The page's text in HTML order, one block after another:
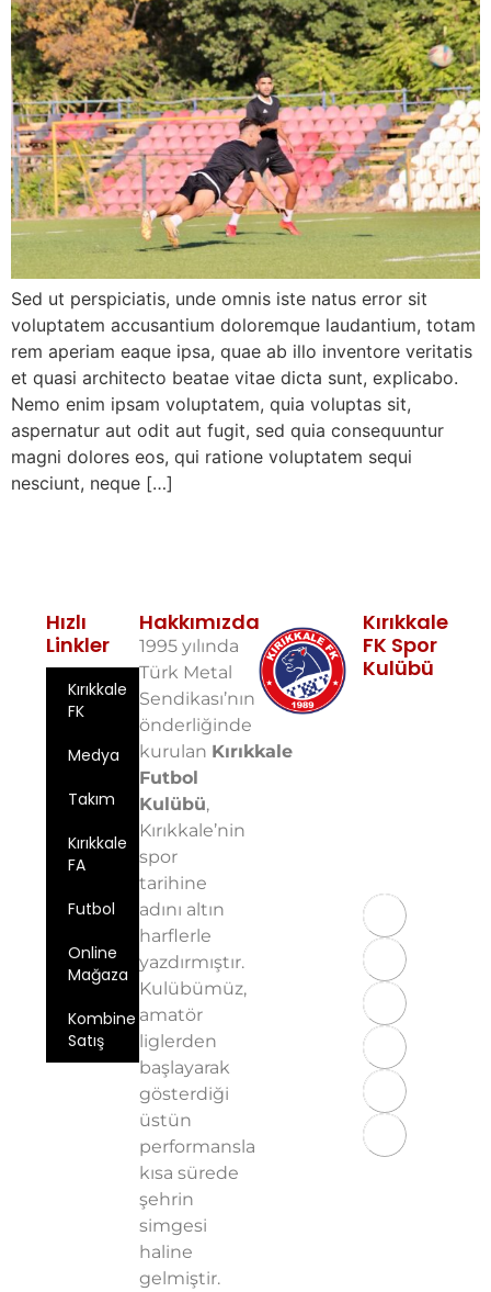
Sed ut perspiciatis, unde omnis iste natus error sit
voluptatem accusantium doloremque laudantium, totam
rem aperiam eaque ipsa, quae ab illo inventore veritatis
et quasi architecto beatae vitae dicta sunt, explicabo.
Nemo enim ipsam voluptatem, quia voluptas sit,
aspernatur aut odit aut fugit, sed quia consequuntur
magni dolores eos, qui ratione voluptatem sequi
nesciunt, neque […]
Hakkımızda
1995 yılında
Türk Metal
Sendikası’nın
önderliğinde
kurulan Kırıkkale
Futbol
Kulübü,
Kırıkkale’nin
spor
tarihine
adını altın
harflerle
yazdırmıştır.
Kulübümüz,
amatör
liglerden
başlayarak
gösterdiği
üstün
performansla
kısa sürede
şehrin
simgesi
haline
gelmiştir.
Hızlı
Linkler
Kırıkkale
FK
Medya
Takım
Kırıkkale
FA
Futbol
Online
Mağaza
Kombine
Satış
Kırıkkale
FK Spor
Kulübü